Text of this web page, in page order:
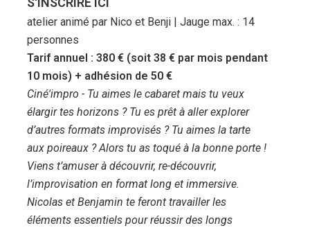
atelier animé par Nico et Benji | Jauge max. : 14
personnes
Tarif annuel : 380 € (soit 38 € par mois pendant
10 mois) + adhésion de 50 €
Ciné'impro - Tu aimes le cabaret mais tu veux
élargir tes horizons ? Tu es prêt à aller explorer
d’autres formats improvisés ? Tu aimes la tarte
aux poireaux ? Alors tu as toqué à la bonne porte !
Viens t’amuser à découvrir, re-découvrir,
l’improvisation en format long et immersive.
Nicolas et Benjamin te feront travailler les
éléments essentiels pour réussir des longs